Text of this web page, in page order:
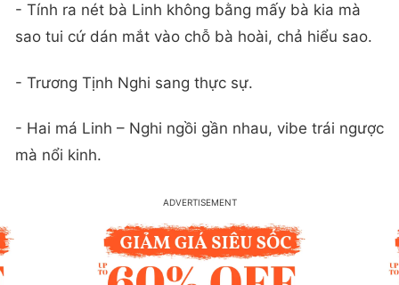
- Tính ra nét bà Linh không bằng mấy bà kia mà
sao tui cứ dán mắt vào chỗ bà hoài, chả hiểu sao.
- Trương Tịnh Nghi sang thực sự.
- Hai má Linh – Nghi ngồi gần nhau, vibe trái ngược
mà nổi kinh.